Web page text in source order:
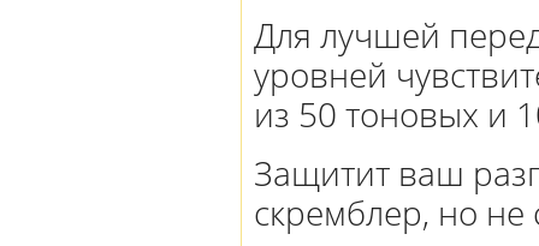
Для лучшей
уровней
из 50 тоновых и
Защитит ваш
скремблер, но не